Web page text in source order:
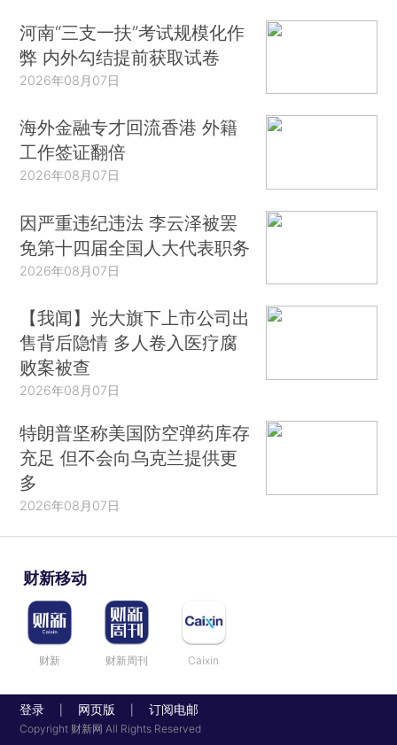
河南“三支一扶”考试规模化作
弊 内外勾结提前获取试卷
2026年08月07日
海外金融专才回流香港 外籍
工作签证翻倍
2026年08月07日
因严重违纪违法 李云泽被罢
免第十四届全国人大代表职务
2026年08月07日
【我闻】光大旗下上市公司出
售背后隐情 多人卷入医疗腐
败案被查
2026年08月07日
特朗普坚称美国防空弹药库存
充足 但不会向乌克兰提供更
多
2026年08月07日
财新移动
财新 财新周刊 Caixin
登录 网页版 订阅电邮
Copyright 财新网 All Rights Reserved